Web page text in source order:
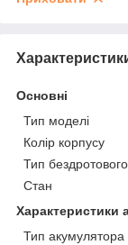
Основні
Тип моделі
Колір корпусу
Тип
Стан
Характеристики
Тип акумулятора